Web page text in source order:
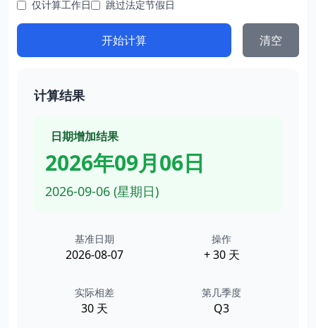
仅计算工作日 跳过法定节假日
开始计算 清空
计算结果
日期增加结果
2026年09月06日
2026-09-06 (星期日)
基准日期
2026-08-07
操作
+ 30 天
实际相差
30 天
第几季度
Q3